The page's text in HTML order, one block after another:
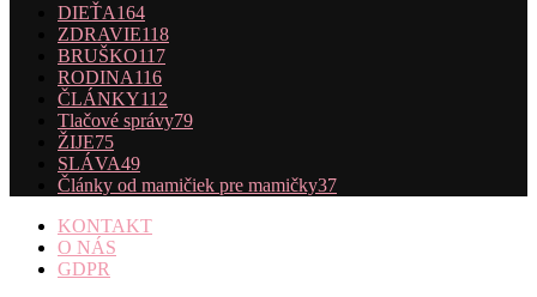
DIEŤA164
ZDRAVIE118
BRUŠKO117
RODINA116
ČLÁNKY112
Tlačové správy79
ŽIJE75
SLÁVA49
Články od mamičiek pre mamičky37
KONTAKT
O NÁS
GDPR